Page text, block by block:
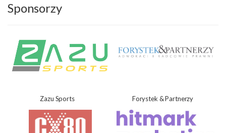
Sponsorzy
Zazu Sports Forystek & Partnerzy